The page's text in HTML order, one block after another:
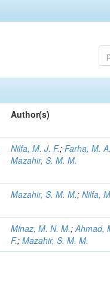
Author(s)
Nilfa, M. J. F.;Farha, M.
Mazahir, S. M. M.
Mazahir, S. M. M.;Nilfa,
Minaz, M. N. M.;Ahmad,
F.;Mazahir, S. M. M.